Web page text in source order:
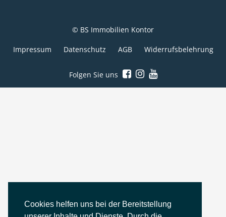
Cookies helfen uns bei der Bereitstellung
© BS Immobilien Kontor
Impressum Datenschutz AGB Widerrufsbelehrung
Folgen Sie uns